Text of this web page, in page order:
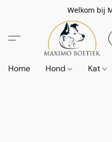
Welkom bij
Home Hond Kat